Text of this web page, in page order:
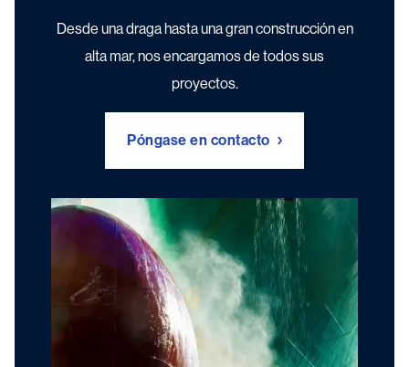
Desde una draga hasta una gran construcción en
alta mar, nos encargamos de todos sus
proyectos.
Póngase en contacto